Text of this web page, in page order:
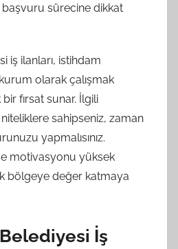
başvuru sürecine dikkat
iş ilanları, istihdam
olarak çalışmak
fırsat sunar. İlgili
sahipseniz, zaman
yapmalısınız.
motivasyonu yüksek
bölgeye değer katmaya
İş